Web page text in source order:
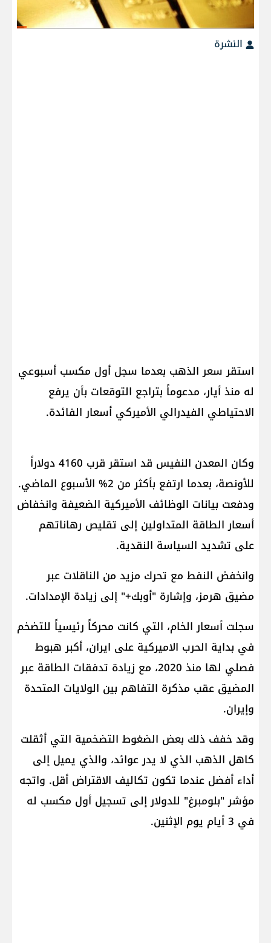
النشرة
استقر سعر الذهب بعدما سجل أول مكسب أسبوعي
له منذ أيار، مدعوماً بتراجع التوقعات بأن يرفع ​
الاحتياطي الفيدرالي الأميركي​ أسعار الفائدة.
وكان المعدن النفيس قد استقر قرب 4160 دولاراً
للأونصة، بعدما ارتفع بأكثر من 2% الأسبوع الماضي.
ودفعت بيانات الوظائف الأميركية الضعيفة وانخفاض
أسعار الطاقة المتداولين إلى تقليص رهاناتهم
على تشديد السياسة النقدية.
وانخفض النفط مع تحرك مزيد من الناقلات عبر ​
مضيق هرمز​، وإشارة "أوبك+" إلى زيادة الإمدادات.
سجلت أسعار الخام، التي كانت محركاً رئيسياً للتضخم
في بداية الحرب الاميركية على ايران، أكبر هبوط
فصلي لها منذ 2020، مع زيادة تدفقات الطاقة عبر
المضيق عقب مذكرة التفاهم بين ​الولايات المتحدة
وإيران​.
وقد خفف ذلك بعض الضغوط التضخمية التي أثقلت
كاهل الذهب الذي لا يدر عوائد، والذي يميل إلى
أداء أفضل عندما تكون تكاليف الاقتراض أقل. واتجه
مؤشر "بلومبرغ" للدولار إلى تسجيل أول مكسب له
في 3 أيام يوم الإثنين.